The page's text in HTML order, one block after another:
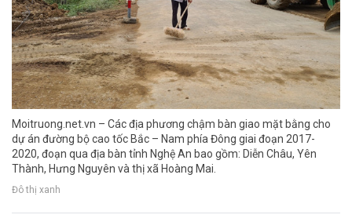
Moitruong.net.vn – Các địa phương chậm bàn giao mặt bằng cho
dự án đường bộ cao tốc Bắc – Nam phía Đông giai đoạn 2017-
2020, đoạn qua địa bàn tỉnh Nghệ An bao gồm: Diễn Châu, Yên
Thành, Hưng Nguyên và thị xã Hoàng Mai.
Đô thị xanh